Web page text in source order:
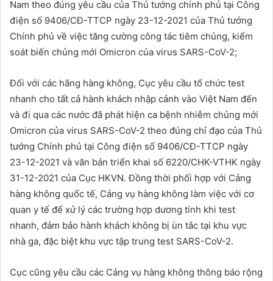
Nam theo đúng yêu cầu của Thủ tướng chính phủ tại Công
điện số 9406/CĐ-TTCP ngày 23-12-2021 của Thủ tướng
Chính phủ về việc tăng cường công tác tiêm chủng, kiểm
soát biến chủng mới Omicron của virus SARS-CoV-2;
Đối với các hãng hàng không, Cục yêu cầu tổ chức test
nhanh cho tất cả hành khách nhập cảnh vào Việt Nam đến
và đi qua các nước đã phát hiện ca bệnh nhiễm chủng mới
Omicron của virus SARS-CoV-2 theo đúng chỉ đạo của Thủ
tướng Chính phủ tại Công điện số 9406/CĐ-TTCP ngày
23-12-2021 và văn bản triển khai số 6220/CHK-VTHK ngày
31-12-2021 của Cục HKVN. Đồng thời phối hợp với Cảng
hàng không quốc tế, Cảng vụ hàng không làm việc với cơ
quan y tế để xử lý các trường hợp dương tính khi test
nhanh, đảm bảo hành khách không bị ùn tắc tại khu vực
nhà ga, đặc biệt khu vực tập trung test SARS-CoV-2.
Cục cũng yêu cầu các Cảng vụ hàng không thông báo rộng